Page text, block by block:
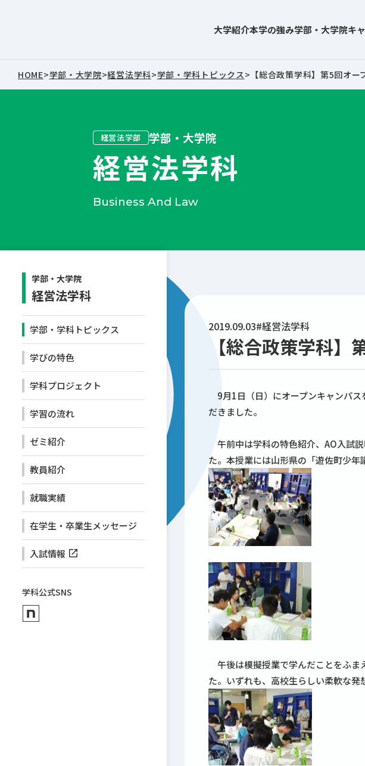
大学紹介本学の強み学部・大学院キ
HOME>学部・大学院>経営法学科>学部・学科トピックス > 【総合政策学科】第5回オ
経営法学部 学部・大学院
経営法学科
Business And Law
学部・大学院
経営法学科
学部・学科トピックス
学びの特色
学科プロジェクト
学習の流れ
ゼミ紹介
教員紹介
就職実績
在学生・卒業生メッセージ
入試情報
学科公式SNS
2019.09.03#経営法学科
【総合政策学科
9月1日（日）にオープンキャンパス
だきました。
午前中は学科の特色紹介、AO入試
た。本授業には山形県の「遊佐町少年
午後は模擬授業で学んだことをふま
た。いずれも、高校生らしい柔軟な発